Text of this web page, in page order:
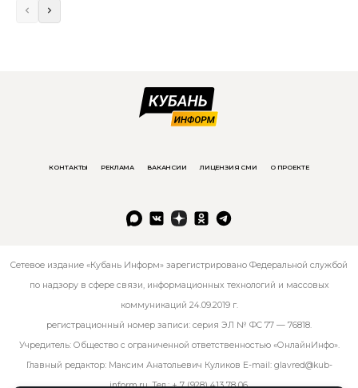
КОНТАКТЫ РЕКЛАМА ВАКАНСИИ ЛИЦЕНЗИЯ СМИ О ПРОЕКТЕ
Сетевое издание «Кубань Информ» зарегистрировано Федеральной службой
по надзору в сфере связи, информационных технологий и массовых
коммуникаций 24.09.2019 г.
регистрационный номер записи: серия ЭЛ № ФС 77 — 76818.
Учредитель: Общество с ограниченной ответственностью «ОнлайнИнфо».
Главный редактор: Максим Анатольевич Куликов E-mail: glavred@kub-
inform.ru. Тел.:+ 7 (928) 413 78 06.